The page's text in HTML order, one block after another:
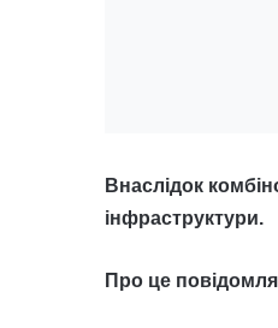
Внаслідок
інфраструктури.
Про це